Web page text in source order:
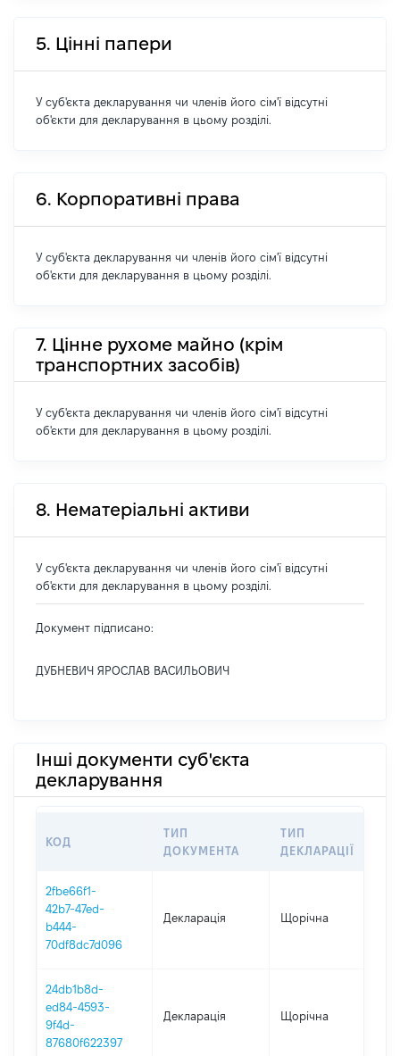
5. Цінні папери
У суб'єкта декларування чи членів його сім'ї відсутні
об'єкти для декларування в цьому розділі.
6. Корпоративні права
У суб'єкта декларування чи членів його сім'ї відсутні
об'єкти для декларування в цьому розділі.
7. Цінне рухоме майно (крім
транспортних засобів)
У суб'єкта декларування чи членів його сім'ї відсутні
об'єкти для декларування в цьому розділі.
8. Нематеріальні активи
У суб'єкта декларування чи членів його сім'ї відсутні
об'єкти для декларування в цьому розділі.
Документ підписано:
ДУБНЕВИЧ ЯРОСЛАВ ВАСИЛЬОВИЧ
Інші документи суб'єкта
декларування
КОД
ТИП
ДОКУМЕНТА
ТИП
ДЕКЛАРАЦІЇ
2fbe66f1-
42b7-47ed-
b444-
70df8dc7d096
Декларація Щорічна
24db1b8d-
ed84-4593-
9f4d-
87680f622397
Декларація Щорічна